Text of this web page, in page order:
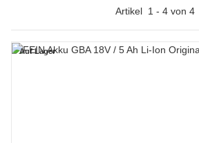
Artikel 1 - 4von 4
Auf Lager